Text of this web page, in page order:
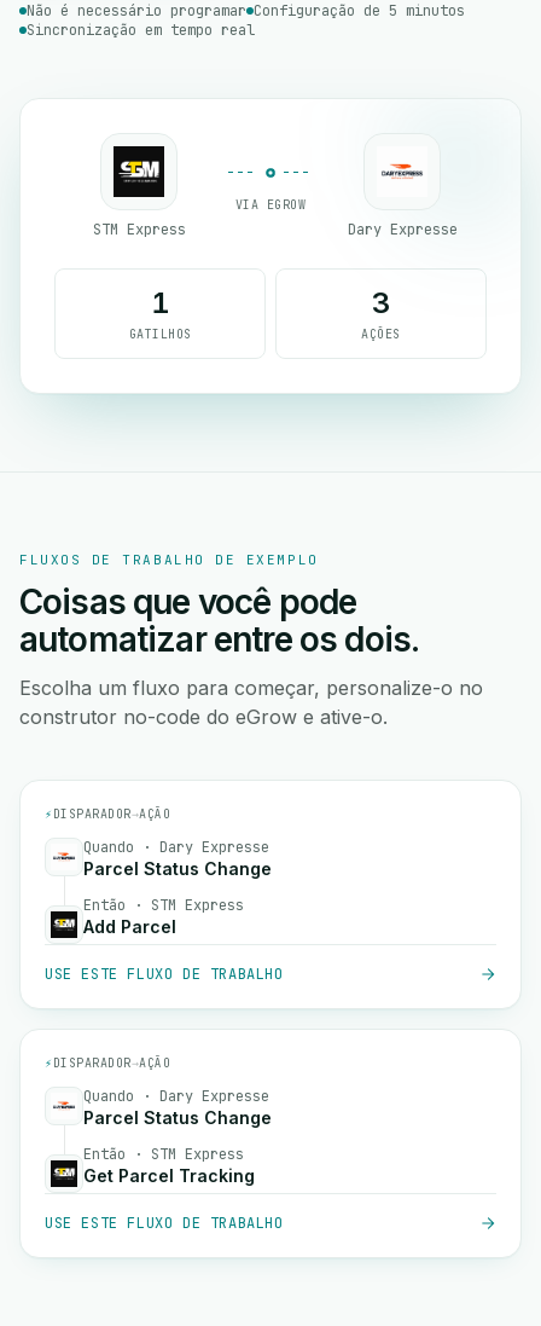
Não é necessário programar Configuração de 5 minutos
Sincronização em tempo real
STM Express
VIA EGROW
Dary Expresse
1
GATILHOS
3
AÇÕES
FLUXOS DE TRABALHO DE EXEMPLO
Coisas que você pode
automatizar entre os dois.
Escolha um fluxo para começar, personalize-o no
construtor no-code do eGrow e ative-o.
⚡ DISPARADOR→AÇÃO
Quando · Dary Expresse
Parcel Status Change
Então · STM Express
Add Parcel
USE ESTE FLUXO DE TRABALHO
⚡ DISPARADOR→AÇÃO
Quando · Dary Expresse
Parcel Status Change
Então · STM Express
Get Parcel Tracking
USE ESTE FLUXO DE TRABALHO